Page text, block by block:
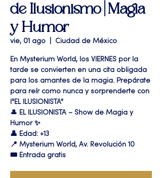
de Ilusionismo | Magia
y Humor
vie, 01 ago Ciudad de México
En Mysterium World, los VIERNES por la
tarde se convierten en una cita obligada
para los amantes de la magia. Prepárate
para reír como nunca y sorprenderte con
l"EL ILUSIONISTA"
🎩 EL ILUSIONISTA – Show de Magia y
Humor ✨
👤 Edad: +13
📍 Mysterium World, Av. Revolución 10
🎟️ Entrada gratis